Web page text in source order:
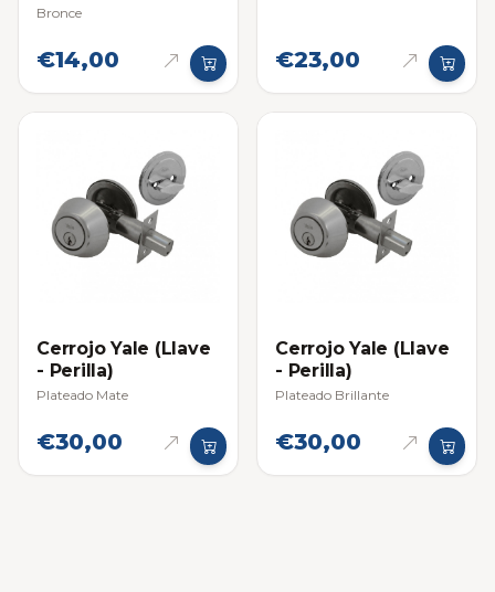
Bronce
€14,00 €23,00
Cerrojo Yale (Llave
- Perilla)
Plateado Mate
€30,00
Cerrojo Yale (Llave
- Perilla)
Plateado Brillante
€30,00